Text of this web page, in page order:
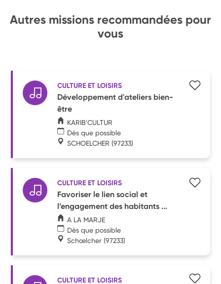
Autres missions recommandées pour
vous
CULTURE ET LOISIRS
Développement d'ateliers bien-
être
KARIB'CULTUR
Dès que possible
SCHOELCHER (97233)
CULTURE ET LOISIRS
Favoriser le lien social et
l’engagement des habitants ...
A LA MARJE
Dès que possible
Schœlcher (97233)
CULTURE ET LOISIRS